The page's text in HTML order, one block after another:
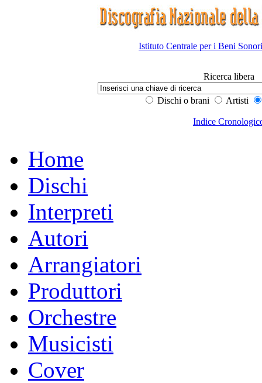
Istituto Centrale per i Beni
Ricerca libera
Dischi o brani Artisti
Indice
Home
Dischi
Interpreti
Autori
Arrangiatori
Produttori
Orchestre
Musicisti
Cover